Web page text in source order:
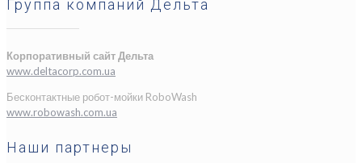
Группа компаний Дельта
Корпоративный сайт Дельта
www.deltacorp.com.ua
Бесконтактные робот-мойки RoboWash
www.robowash.com.ua
Наши партнеры